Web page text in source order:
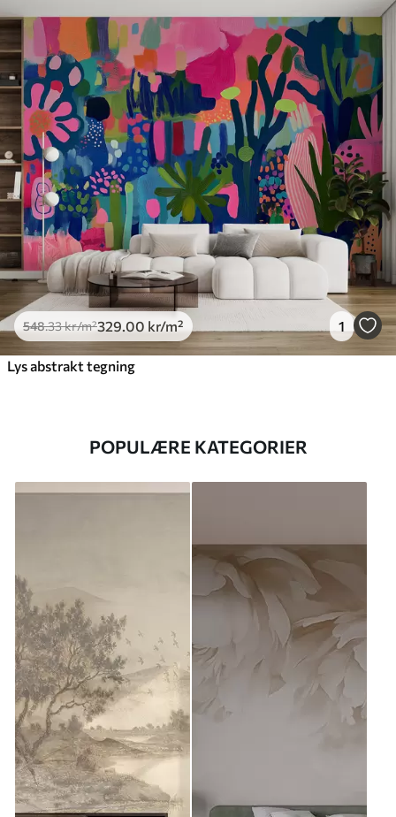
548.33kr/m²329 .00 kr/m² 1
Lys abstrakt tegning
POPULÆRE KATEGORIER